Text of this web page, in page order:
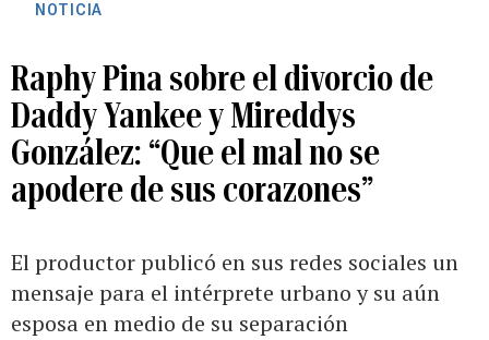
NOTICIA
Raphy Pina sobre el divorcio de
Daddy Yankee y Mireddys
González: “Que el mal no se
apodere de sus corazones”
El productor publicó en sus redes sociales un
mensaje para el intérprete urbano y su aún
esposa en medio de su separación